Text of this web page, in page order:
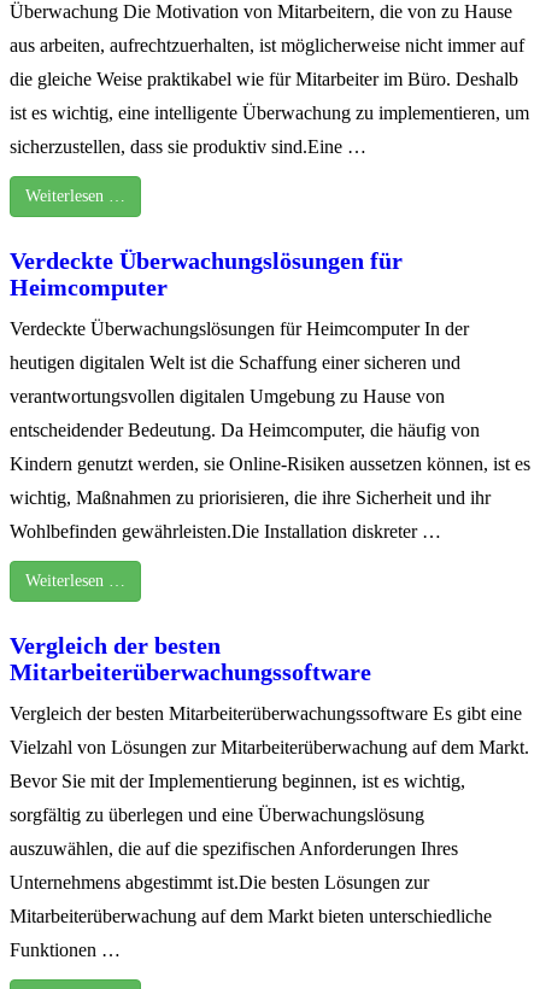
Überwachung Die Motivation von Mitarbeitern, die von zu Hause
aus arbeiten, aufrechtzuerhalten, ist möglicherweise nicht immer auf
die gleiche Weise praktikabel wie für Mitarbeiter im Büro. Deshalb
ist es wichtig, eine intelligente Überwachung zu implementieren, um
sicherzustellen, dass sie produktiv sind.Eine …
Weiterlesen …
Verdeckte Überwachungslösungen für
Heimcomputer
Verdeckte Überwachungslösungen für Heimcomputer In der
heutigen digitalen Welt ist die Schaffung einer sicheren und
verantwortungsvollen digitalen Umgebung zu Hause von
entscheidender Bedeutung. Da Heimcomputer, die häufig von
Kindern genutzt werden, sie Online-Risiken aussetzen können, ist es
wichtig, Maßnahmen zu priorisieren, die ihre Sicherheit und ihr
Wohlbefinden gewährleisten.Die Installation diskreter …
Weiterlesen …
Vergleich der besten
Mitarbeiterüberwachungssoftware
Vergleich der besten Mitarbeiterüberwachungssoftware Es gibt eine
Vielzahl von Lösungen zur Mitarbeiterüberwachung auf dem Markt.
Bevor Sie mit der Implementierung beginnen, ist es wichtig,
sorgfältig zu überlegen und eine Überwachungslösung
auszuwählen, die auf die spezifischen Anforderungen Ihres
Unternehmens abgestimmt ist.Die besten Lösungen zur
Mitarbeiterüberwachung auf dem Markt bieten unterschiedliche
Funktionen …